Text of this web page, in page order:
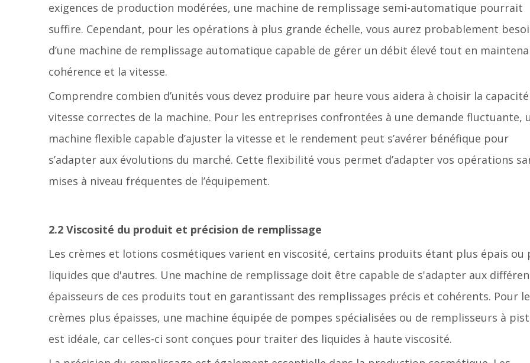
exigences de production modérées, une machine de remplissage semi-automatique pourrait
suffire. Cependant, pour les opérations à plus grande échelle, vous aurez probablement
d’une machine de remplissage automatique capable de gérer un débit élevé tout en
cohérence et la vitesse.
Comprendre combien d’unités vous devez produire par heure vous aidera à choisir la
vitesse correctes de la machine. Pour les entreprises confrontées à une demande fluctuante,
machine flexible capable d’ajuster la vitesse et le rendement peut s’avérer bénéfique pour
s’adapter aux évolutions du marché. Cette flexibilité vous permet d’adapter vos opérations
mises à niveau fréquentes de l’équipement.
2.2 Viscosité du produit et précision de remplissage
Les crèmes et lotions cosmétiques varient en viscosité, certains produits étant plus épais ou
liquides que d'autres. Une machine de remplissage doit être capable de s'adapter aux
épaisseurs de ces produits tout en garantissant des remplissages précis et cohérents. Pour
crèmes plus épaisses, une machine équipée de pompes spécialisées ou de remplisseurs à
est idéale, car celles-ci sont conçues pour traiter des liquides à haute viscosité.